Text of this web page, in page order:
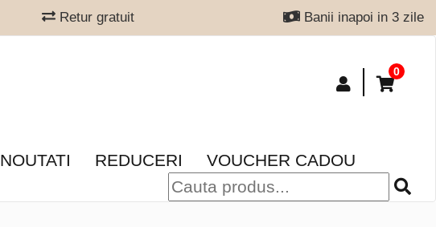
Retur gratuit Banii inapoi in 3 zile
0
NOUTATI REDUCERI VOUCHER CADOU